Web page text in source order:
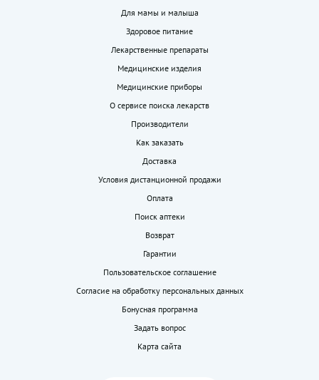
Для мамы и малыша
Здоровое питание
Лекарственные препараты
Медицинские изделия
Медицинские приборы
О сервисе поиска лекарств
Производители
Как заказать
Доставка
Условия дистанционной продажи
Оплата
Поиск аптеки
Возврат
Гарантии
Пользовательское соглашение
Согласие на обработку персональных данных
Бонусная программа
Задать вопрос
Карта сайта